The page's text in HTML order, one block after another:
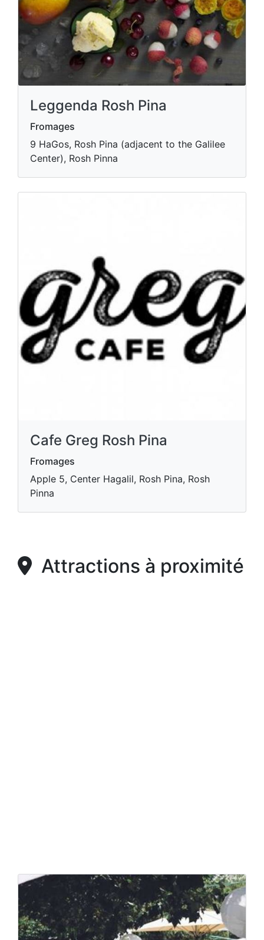
Leggenda Rosh Pina
Fromages
9 HaGos, Rosh Pina (adjacent to the Galilee
Center), Rosh Pinna
Cafe Greg Rosh Pina
Fromages
Apple 5, Center Hagalil, Rosh Pina, Rosh
Pinna
Attractions à proximité